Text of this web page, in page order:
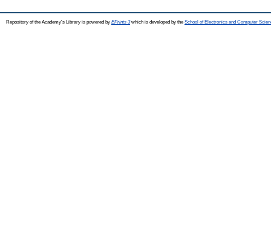
Repository of the Academy's Library is powered by EPrints 3which is developed by the School of Electronics and Computer